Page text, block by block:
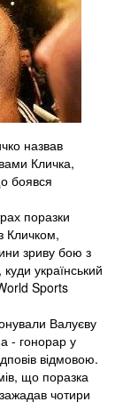
назвав
Кличка,
боявся
поразки
Кличком,
зриву бою з
український
Sports
Валуєву
- гонорар у
відмовою.
що поразка
чотири